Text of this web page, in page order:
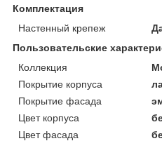
Комплектация
Настенный крепеж
Пользовательские
Коллекция
Покрытие корпуса
Покрытие фасада
Цвет корпуса
Цвет фасада